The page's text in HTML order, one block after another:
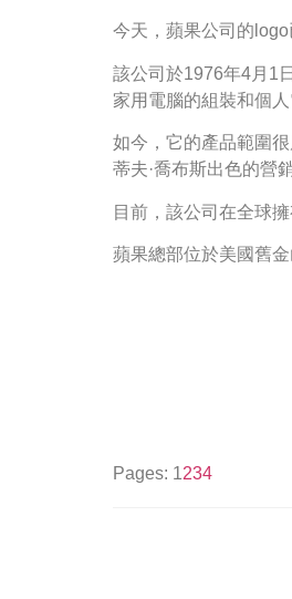
今天，蘋果公司的
該公司於1976年4月1
家用電腦的組裝和個
如今，它的產品範圍
蒂夫·喬布斯出色的營
目前，該公司在全球
蘋果總部位於美國舊金
Pages: 1234